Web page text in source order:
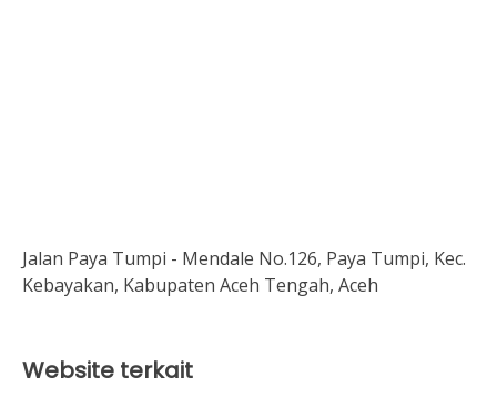
Jalan Paya Tumpi - Mendale No.126, Paya Tumpi, Kec.
Kebayakan, Kabupaten Aceh Tengah, Aceh
Website terkait